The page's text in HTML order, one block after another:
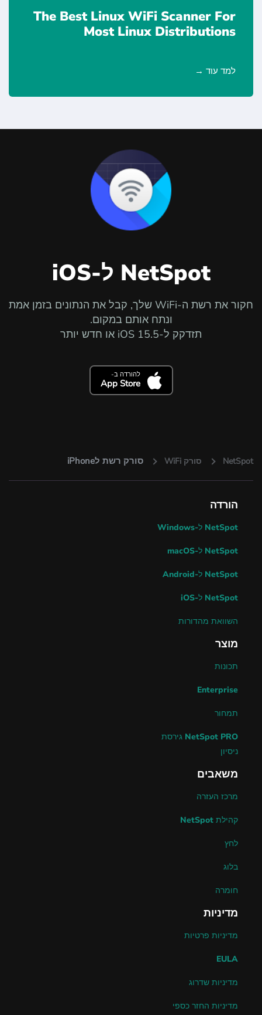
The Best Linux WiFi Scanner For
Most Linux Distributions
למד עוד
NetSpot ל-iOS
חקור את רשת ה-WiFi שלך, קבל את הנתונים בזמן אמת
ונתח אותם במקום.
תזדקק ל-iOS 15.5 או חדש יותר
להורדה ב-
App Store
NetSpot סורק WiFi סורק רשת לiPhone
הורדה
NetSpot ל-Windows
NetSpot ל-macOS
NetSpot ל-Android
NetSpot ל-iOS
השוואת מהדורות
מוצר
תכונות
Enterprise
תמחור
NetSpot PRO גירסת
ניסיון
משאבים
מרכז העזרה
קהילת NetSpot
לחץ
בלוג
חומרה
מדיניות
מדיניות פרטיות
EULA
מדיניות שדרוג
מדיניות החזר כספי